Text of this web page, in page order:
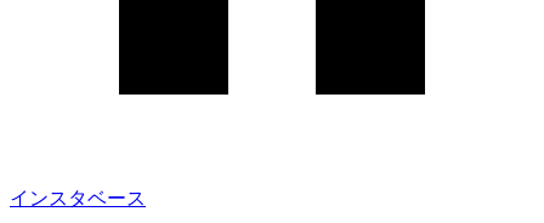
インスタベース